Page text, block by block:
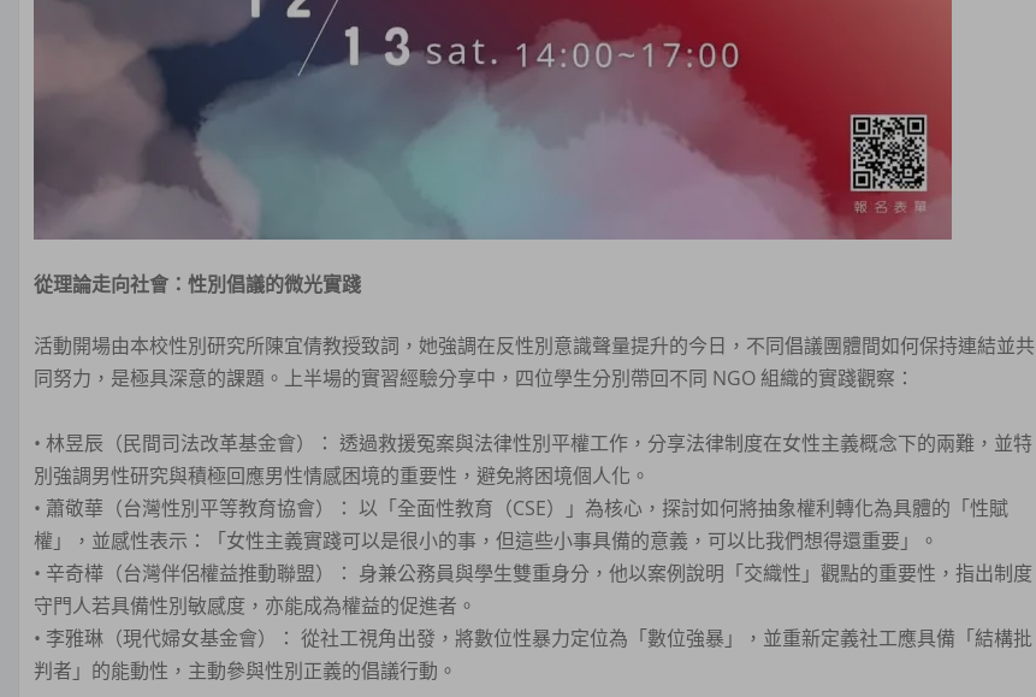
從理論走向社會：性別倡議的微光實踐
活動開場由本校性別研究所陳宜倩教授致詞，她強調在反性別意識聲量提升的今日，不同倡議團體間如何保持連結並共
同努力，是極具深意的課題。上半場的實習經驗分享中，四位學生分別帶回不同 NGO 組織的實踐觀察：
• 林昱辰（民間司法改革基金會）： 透過救援冤案與法律性別平權工作，分享法律制度在女性主義概念下的兩難，並特
別強調男性研究與積極回應男性情感困境的重要性，避免將困境個人化。
• 蕭敬華（台灣性別平等教育協會）： 以「全面性教育（CSE）」為核心，探討如何將抽象權利轉化為具體的「性賦
權」，並感性表示：「女性主義實踐可以是很小的事，但這些小事具備的意義，可以比我們想得還重要」。
• 辛奇樺（台灣伴侶權益推動聯盟）： 身兼公務員與學生雙重身分，他以案例說明「交織性」觀點的重要性，指出制度
守門人若具備性別敏感度，亦能成為權益的促進者。
• 李雅琳（現代婦女基金會）： 從社工視角出發，將數位性暴力定位為「數位強暴」，並重新定義社工應具備「結構批
判者」的能動性，主動參與性別正義的倡議行動。